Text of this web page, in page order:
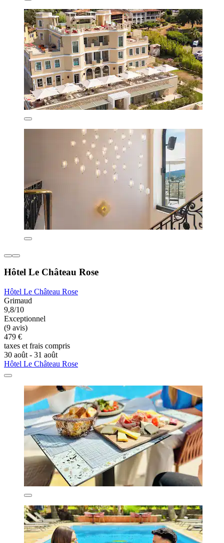
Hôtel Le Château Rose
Hôtel Le Château Rose
Grimaud
9,8/10
Exceptionnel
(9 avis)
479 €
taxes et frais compris
30 août - 31 août
Hôtel Le Château Rose